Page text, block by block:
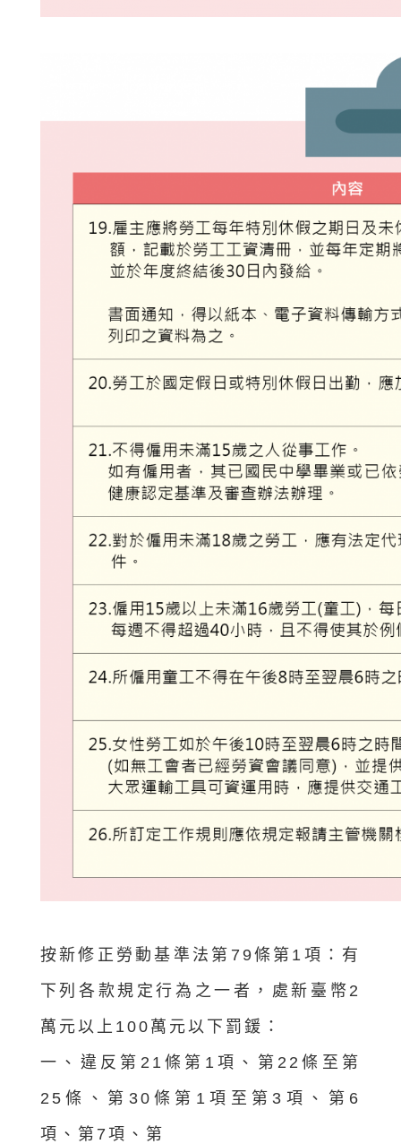
按新修正勞動基準法第79條第1項：有
下列各款規定行為之一者，處新臺幣2
萬元以上100萬元以下罰鍰：
一、違反第21條第1項、第22條至第
25條、第30條第1項至第3項、第6
項、第7項、第